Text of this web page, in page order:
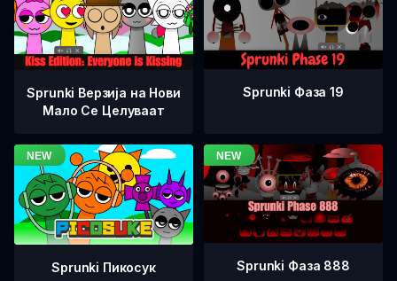
Sprunki Верзија на Нови
Мало Се Целуваат
Sprunki Фаза 19
Sprunki Пикосук Sprunki Фаза 888